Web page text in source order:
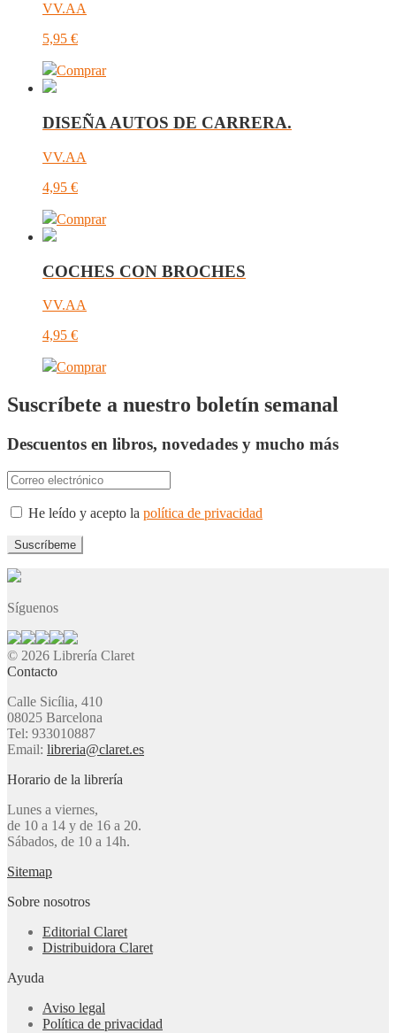
VV.AA
5,95 €
Comprar
DISEÑA AUTOS DE CARRERA.
VV.AA
4,95 €
Comprar
COCHES CON BROCHES
VV.AA
4,95 €
Comprar
Suscríbete a nuestro boletín semanal
Descuentos en libros, novedades y mucho más
He leído y acepto la política de privacidad
Síguenos
© 2026 Librería Claret
Contacto
Calle Sicília, 410
08025 Barcelona
Tel: 933010887
Email: libreria@claret.es
Horario de la librería
Lunes a viernes,
de 10 a 14 y de 16 a 20.
Sábados, de 10 a 14h.
Sitemap
Sobre nosotros
Editorial Claret
Distribuidora Claret
Ayuda
Aviso legal
Política de privacidad